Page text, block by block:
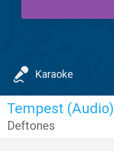
Karaoke
Tempest (Audio)
Deftones